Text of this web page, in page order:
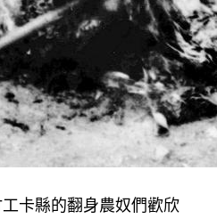
卡縣的翻身農奴們歡欣